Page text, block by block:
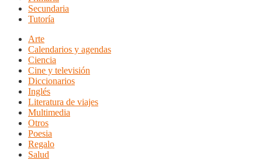
Secundaria
Tutoría
Arte
Calendarios y agendas
Ciencia
Cine y televisión
Diccionarios
Inglés
Literatura de viajes
Multimedia
Otros
Poesia
Regalo
Salud